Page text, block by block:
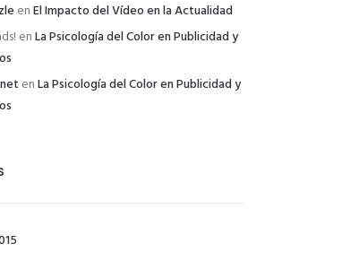
enEl Impacto del Vídeo en la Actualidad
enLa Psicología del Color en Publicidad y
enLa Psicología del Color en Publicidad y